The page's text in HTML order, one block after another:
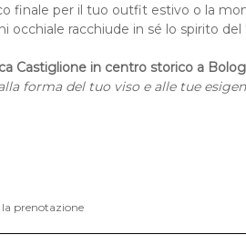
finale per il tuo outfit estivo o la
occhiale racchiude in sé lo spirito
Castiglione in centro storico a
forma del tuo viso e alle tue
prenotazione